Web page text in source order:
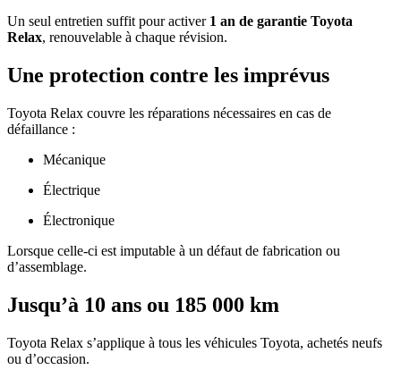
Un seul entretien suffit pour activer 1 an de garantie Toyota
Relax, renouvelable à chaque révision.
Une protection contre les imprévus
Toyota Relax couvre les réparations nécessaires en cas de
défaillance :
Mécanique
Électrique
Électronique
Lorsque celle-ci est imputable à un défaut de fabrication ou
d’assemblage.
Jusqu’à 10 ans ou 185 000 km
Toyota Relax s’applique à tous les véhicules Toyota, achetés neufs
ou d’occasion.